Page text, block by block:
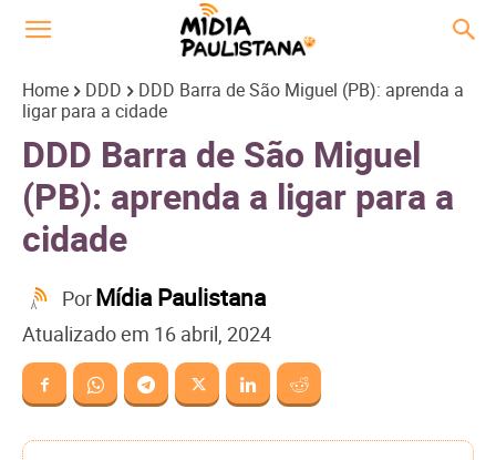
Home DDD
DDD Barra de São Miguel (PB): aprenda a
ligar para a cidade
DDD Barra de São Miguel
(PB): aprenda a ligar para a
cidade
PorMídia Paulistana
Atualizado em 16 abril, 2024